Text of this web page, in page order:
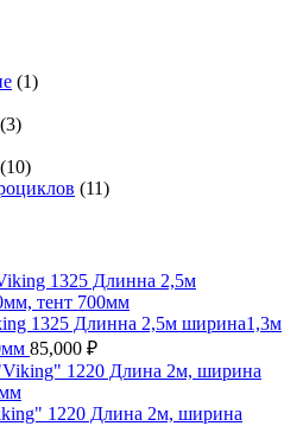
(1)
(3)
(10)
(11)
1325 Длинна 2,5м ширина1,3м
85,000 ₽
1220 Длина 2м, ширина